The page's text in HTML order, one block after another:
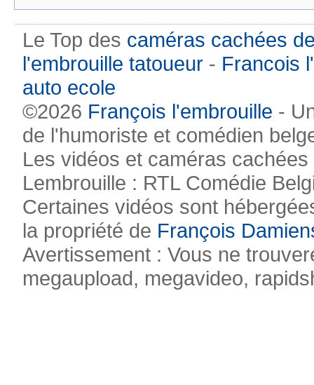
Le Top des caméras cachées
l'embrouille tatoueur - Francois
auto ecole
©2026 François l'embrouille -
de l'humoriste et comédien
Les vidéos et caméras
Lembrouille : RTL Comédie
Certaines vidéos sont
la propriété de François
Avertissement : Vous ne
megaupload, megavideo,